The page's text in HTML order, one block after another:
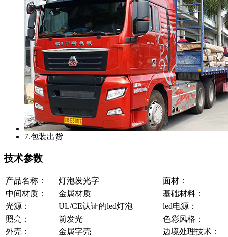
7.包装出货
技术参数
产品名称： 灯泡发光字
面材：
中间材质：
金属材质
基础材料：
光源：
UL/CE认证的led灯泡
led电源：
照亮：
前发光
色彩风格：
外壳：
金属字壳
边境处理技术：